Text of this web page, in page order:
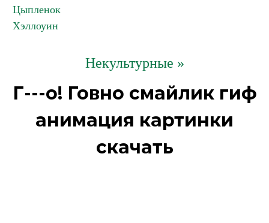
Цыпленок
Хэллоуин
Некультурные »
Г---о! Говно смайлик гиф
анимация картинки
скачать